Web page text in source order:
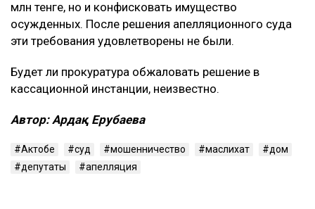
млн тенге, но и конфисковать имущество
осужденных. После решения апелляционного суда
эти требования удовлетворены не были.
Будет ли прокуратура обжаловать решение в
кассационной инстанции, неизвестно.
Автор: Ардақ Ерубаева
Актобе суд мошенничество маслихат
дом
депутаты
апелляция